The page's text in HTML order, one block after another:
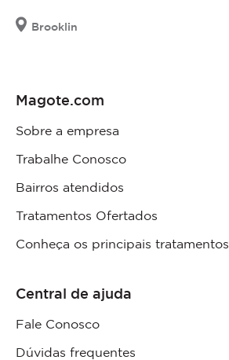
Brooklin
Magote.com
Sobre a empresa
Trabalhe Conosco
Bairros atendidos
Tratamentos Ofertados
Conheça os principais tratamentos
Central de ajuda
Fale Conosco
Dúvidas frequentes